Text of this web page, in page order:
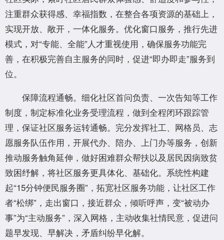
注重群众获得感、幸福指数，在整合各项资源的基础上，
实现开放、敞开，一体化服务。优化窗口服务，推行先进
模式，对“专能、全能”人才重视使用，确保服务功能完
善，在积极完善自主服务的同时，促进“即办即走”服务到
位。
保障流程通畅。细化社区首问负责、一次告知等工作
制度，制定标准化业务受理流程，做到全程闭环跟踪管
理，保证社区服务运转通畅。完分发挥社工、网格员、志
愿服务队伍作用，开展代办、陪办、上门办等服务，创新
推动服务触角延伸，做好困难群众帮扶以及居民因病致贫
致困纾解，将社区服务更具体化、基础化。系统性构建
起“15分钟便民服务圈”，拓宽社区服务功能，让社区工作
者“松绑”，走出窗口，接近群众，倾听呼声，变“被动办
事”为“主动服务”，深入网格，主动收集社情民意，促进问
题早发现、早解决，矛盾纠纷早化解。